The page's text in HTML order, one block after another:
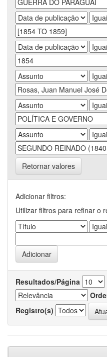
Retornar valores
Adicionar filtros:
Utilizar filtros para refinar o
Resultados/Página
Registro(s)